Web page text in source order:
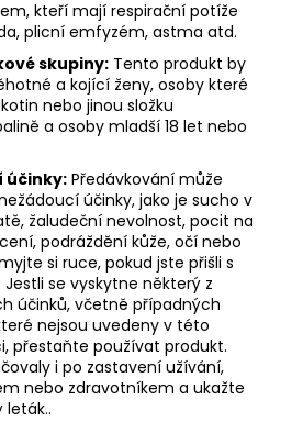
kteří mají respirační potíže
plicní emfyzém, astma atd.
skupiny: Tento produkt by
a kojící ženy, osoby které
nebo jinou složku
a osoby mladší 18 let nebo
účinky: Předávkování může
účinky, jako je sucho v
žaludeční nevolnost, pocit na
podráždění kůže, očí nebo
si ruce, pokud jste přišli s
se vyskytne některý z
účinků, včetně případných
nejsou uvedeny v této
přestaňte používat produkt.
i po zastavení užívání,
nebo zdravotníkem a ukažte